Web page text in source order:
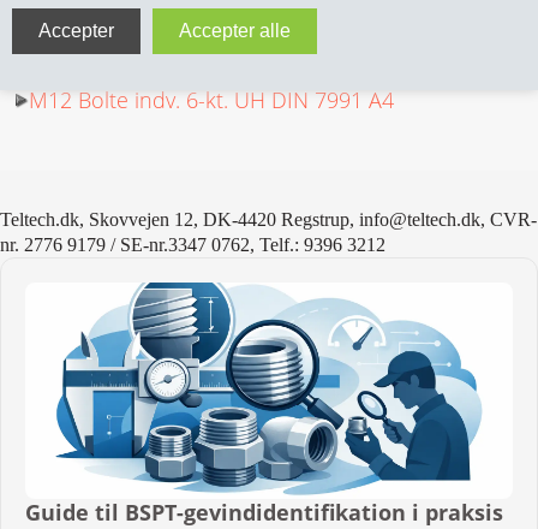
VA FITTINGS & VENTILER
VARME & TILBEHØR
BESPÆNDING, GUMMIDELE M.M.
BEARBEJDNING, MONTAGE & HAVEARBEJDE
MATERIEL HÅNDTERING
FORSIDE
M8 Bolte indv. 6-kt. UH DIN 7991 A4
M10 Bolte indv. 6-kt. UH DIN 7991 A4
M12 Bolte indv. 6-kt. UH DIN 7991 A4
Teltech.dk, Skovvejen 12, DK-4420 Regstrup, info@teltech.dk, CVR-
nr. 2776 9179 / SE-nr.3347 0762, Telf.: 9396 3212
Guide til BSPT-gevindidentifikation i praksis